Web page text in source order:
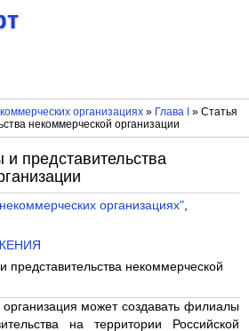
организациях» Глава I
» Статья
некоммерческой организации
представительства
организациях",
представительства некоммерческой
может создавать филиалы
на территории Российской